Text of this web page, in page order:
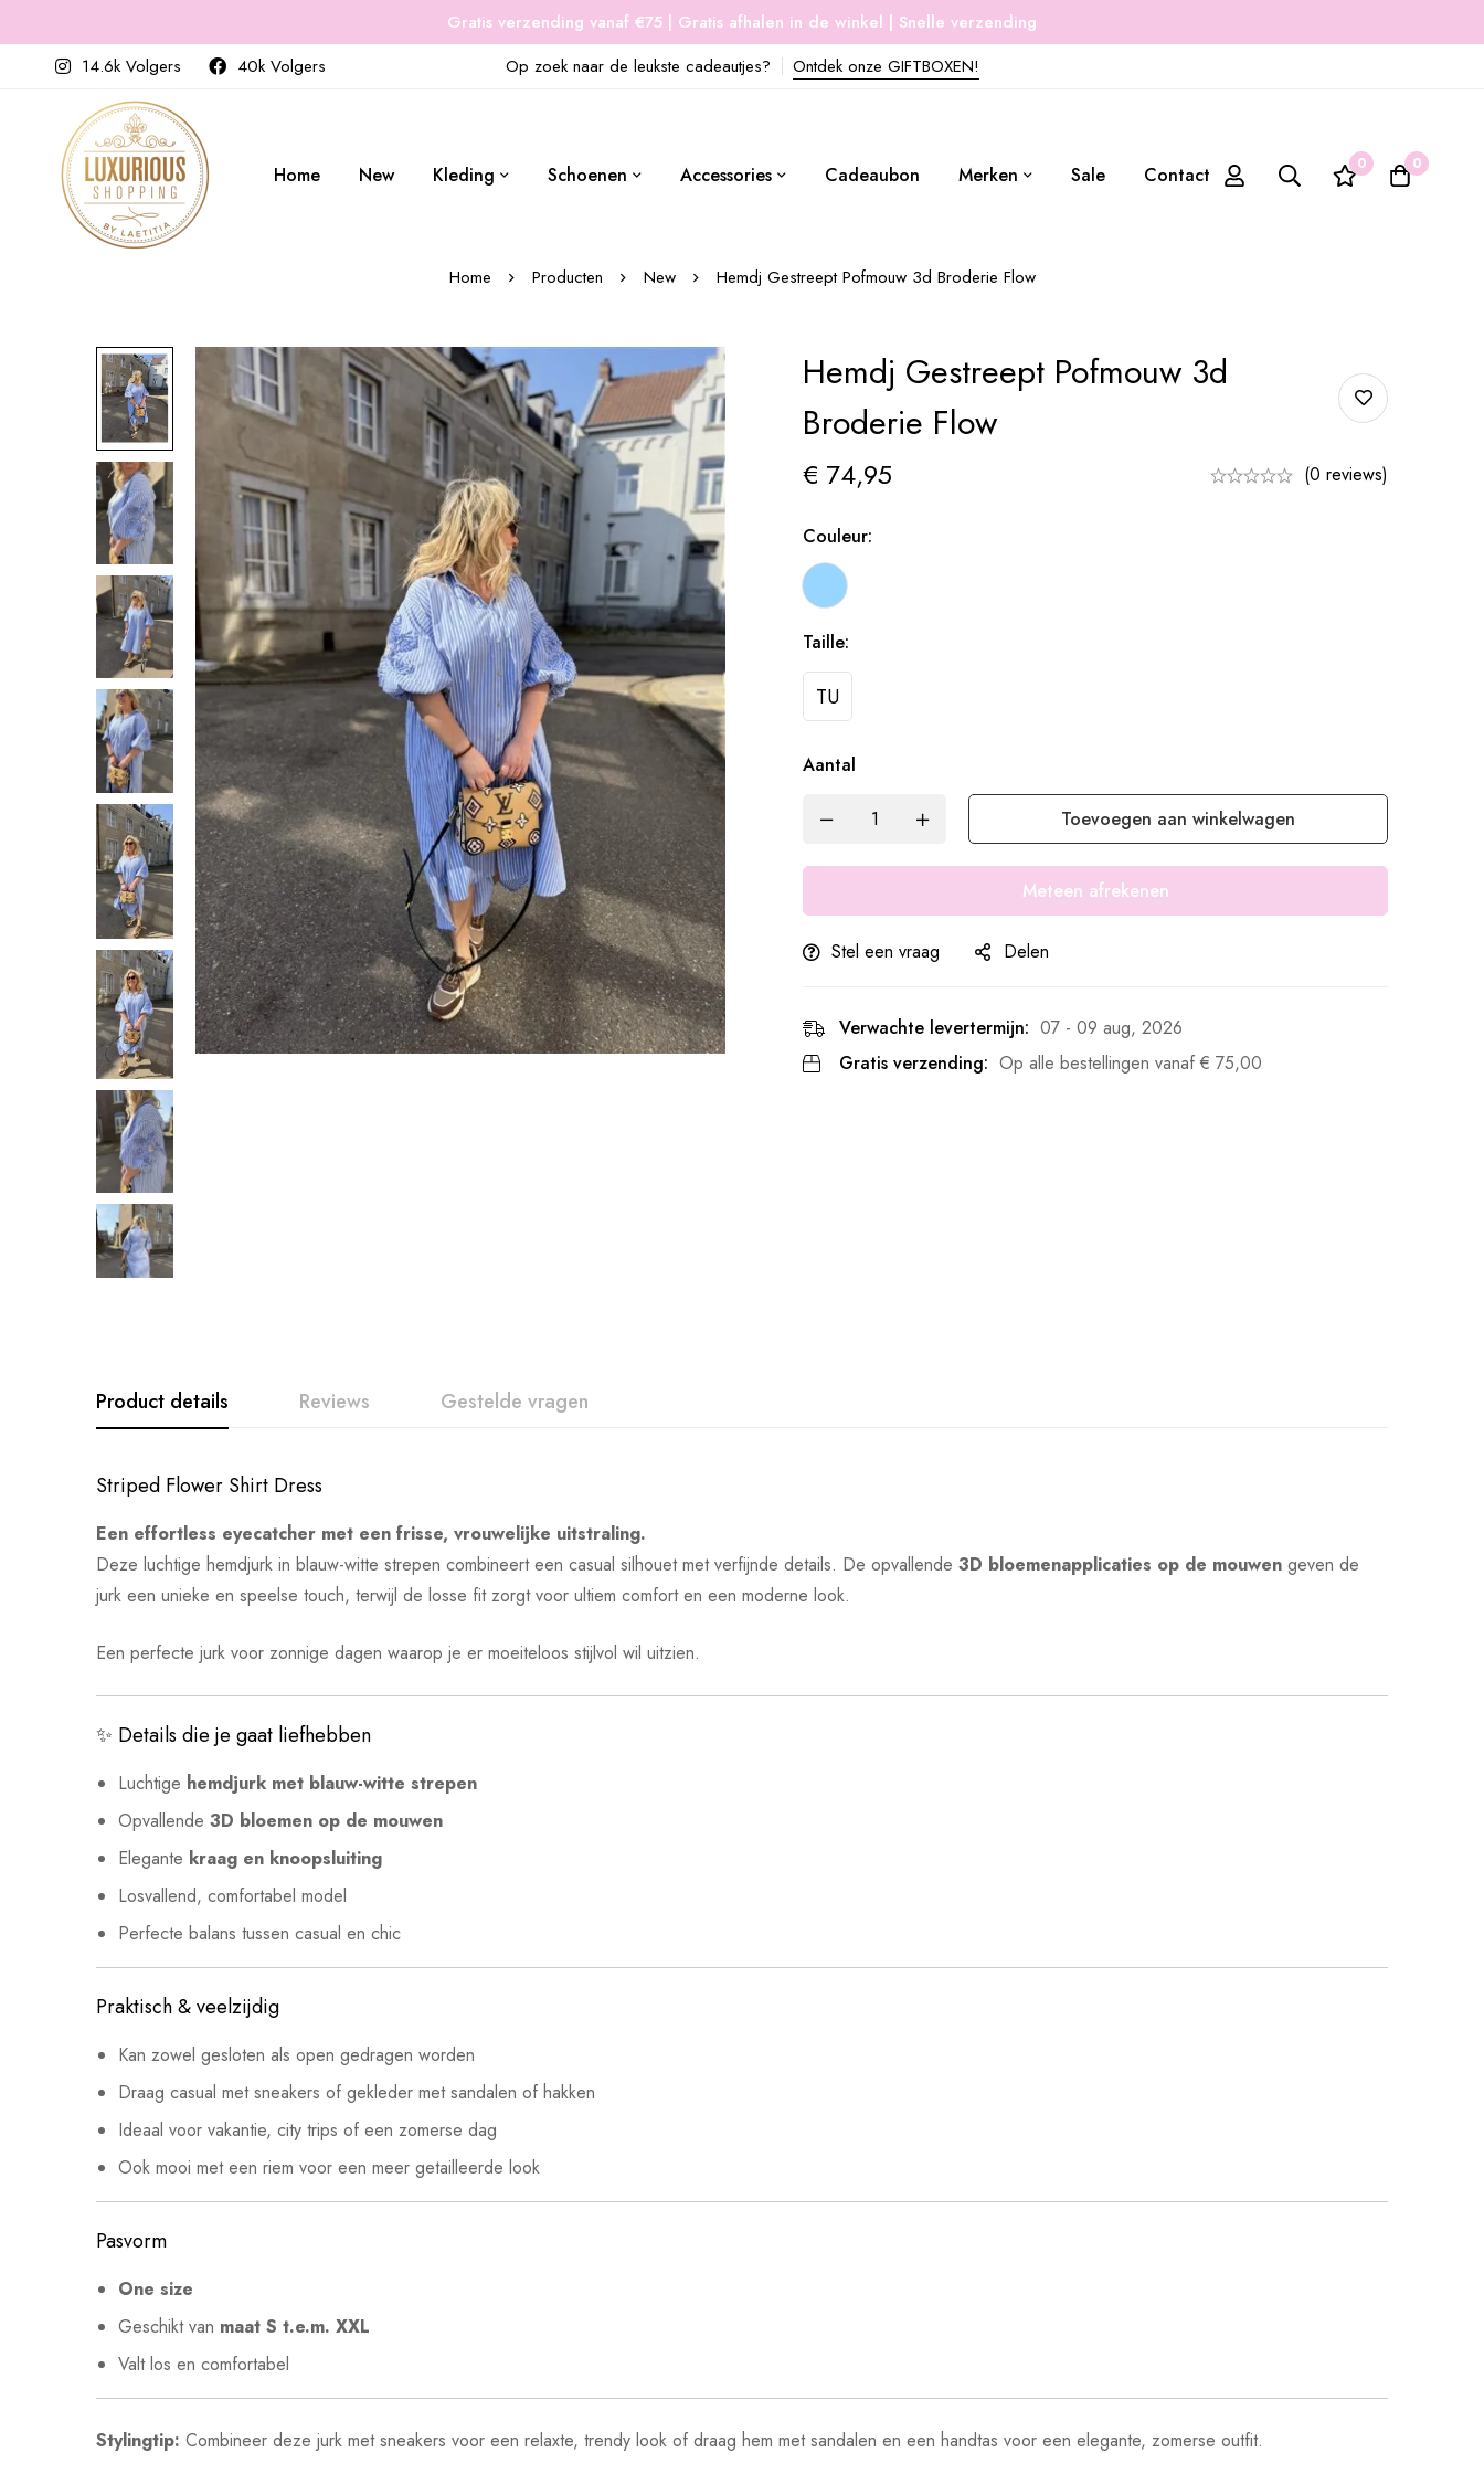
Gratis verzending vanaf €75 | Gratis afhalen in de winkel | Snelle verzending
14.6k Volgers
40k Volgers Op zoek naar de leukste cadeautjes? Ontdek onze GIFTBOXEN!
Home New Kleding Schoenen Accessories Cadeaubon Merken Sale Contact 0 0
Home Producten New Hemdj Gestreept Pofmouw 3d Broderie Flow
Hemdj Gestreept Pofmouw 3d
Broderie Flow
€ 74,95 (0 reviews)
Couleur:
Taille:
TU
Aantal
Toevoegen aan winkelwagen
Meteen afrekenen
Stel een vraag Delen
Verwachte levertermijn: 07 - 09 aug, 2026
Gratis verzending: Op alle bestellingen vanaf € 75,00
Product details Reviews Gestelde vragen
Striped Flower Shirt Dress
Een effortless eyecatcher met een frisse, vrouwelijke uitstraling.
Deze luchtige hemdjurk in blauw-witte strepen combineert een casual silhouet met verfijnde details. De opvallende 3D bloemenapplicaties op de mouwen geven de
jurk een unieke en speelse touch, terwijl de losse fit zorgt voor ultiem comfort en een moderne look.
Een perfecte jurk voor zonnige dagen waarop je er moeiteloos stijlvol wil uitzien.
✨ Details die je gaat liefhebben
Luchtige hemdjurk met blauw-witte strepen
Opvallende 3D bloemen op de mouwen
Elegante kraag en knoopsluiting
Losvallend, comfortabel model
Perfecte balans tussen casual en chic
Praktisch & veelzijdig
Kan zowel gesloten als open gedragen worden
Draag casual met sneakers of gekleder met sandalen of hakken
Ideaal voor vakantie, city trips of een zomerse dag
Ook mooi met een riem voor een meer getailleerde look
Pasvorm
One size
Geschikt van maat S t.e.m. XXL
Valt los en comfortabel
Stylingtip: Combineer deze jurk met sneakers voor een relaxte, trendy look of draag hem met sandalen en een handtas voor een elegante, zomerse outfit.